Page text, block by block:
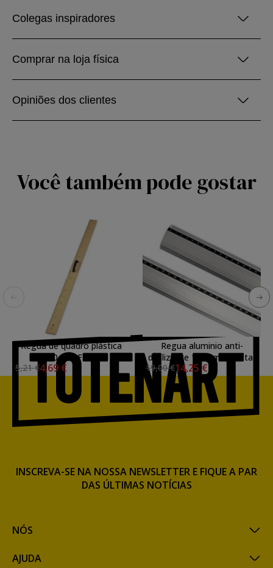
Colegas inspiradores
Comprar na loja física
Opiniões dos clientes
Você também pode gostar
Régua de quadro plástica
100 cm, Faibo
5,21 €4,69 €
Regua aluminio anti-
deslizante 100 cm -Artista-
19,00 €14,25 €
NÓS
AJUDA
INSCREVA-SE NA NOSSA NEWSLETTER E FIQUE A PAR
DAS ÚLTIMAS NOTÍCIAS